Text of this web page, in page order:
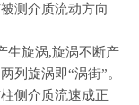
测介质流动方向
生旋涡,旋涡不断产
列旋涡即“涡街”。
侧介质流速成正